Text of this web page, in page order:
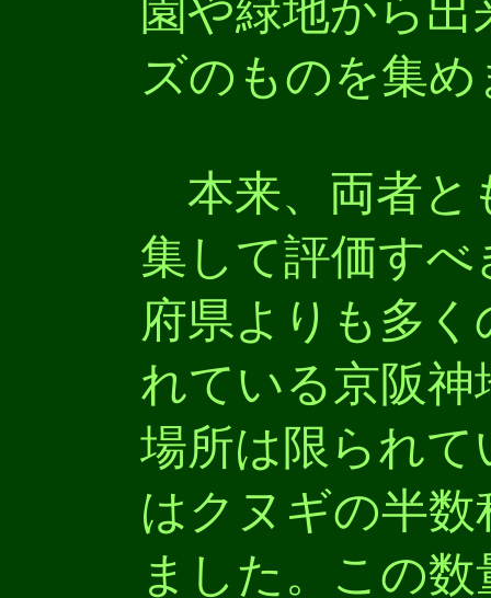
園や緑地から
ズのものを集
本来、両者と
集して評価す
府県よりも多
れている京阪
場所は限られ
はクヌギの半
ました。この